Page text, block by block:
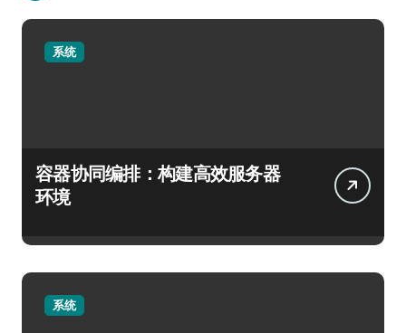
系统
容器协同编排：构建高效服务器
环境
系统